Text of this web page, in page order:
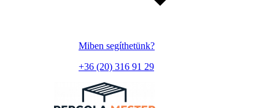
Miben segíthetünk?
+36 (20) 316 91 29